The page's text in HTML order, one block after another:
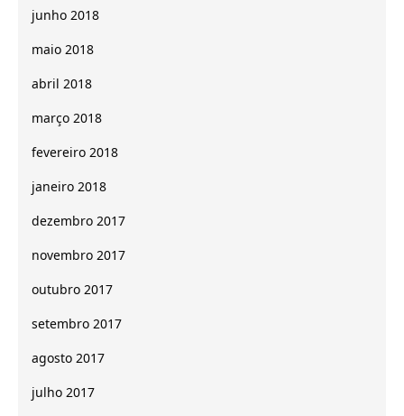
junho 2018
maio 2018
abril 2018
março 2018
fevereiro 2018
janeiro 2018
dezembro 2017
novembro 2017
outubro 2017
setembro 2017
agosto 2017
julho 2017